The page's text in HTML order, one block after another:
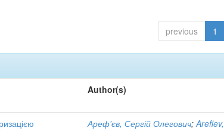
previous 1
Author(s)
Ареф'єв, Сергій Олегович;